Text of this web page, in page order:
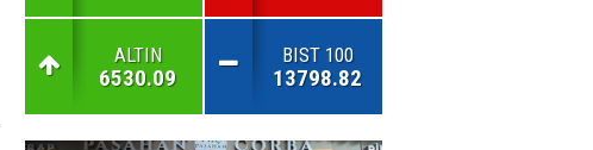
ALTIN
6530.09
BIST 100
13798.82